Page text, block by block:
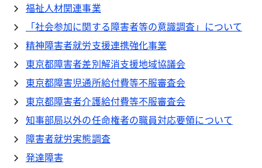
福祉人材関連事業
「社会参加に関する障害者等の意識調査」について
精神障害者就労支援連携強化事業
東京都障害者差別解消支援地域協議会
東京都障害児通所給付費等不服審査会
東京都障害者介護給付費等不服審査会
知事部局以外の任命権者の職員対応要領について
障害者就労実態調査
発達障害